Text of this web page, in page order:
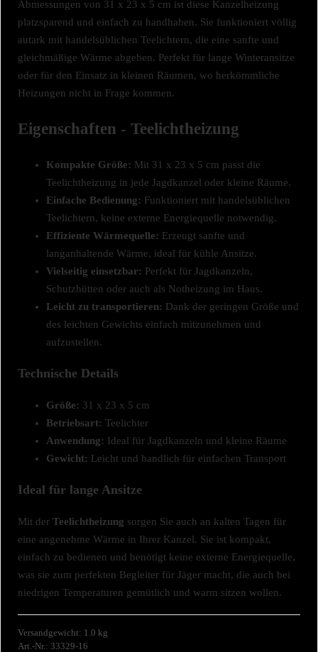
Abmessungen von 31 x 23 x 5 cm ist diese Kanzelheizung
platzsparend und einfach zu handhaben. Sie funktioniert völlig
autark mit handelsüblichen Teelichtern, die eine sanfte und
gleichmäßige Wärme abgeben. Perfekt für lange Winteransitze
oder für den Einsatz in kleinen Räumen, wo herkömmliche
Heizungen nicht in Frage kommen.
Eigenschaften - Teelichtheizung
Kompakte Größe: Mit 31 x 23 x 5 cm passt die
Teelichtheizung in jede Jagdkanzel oder kleine Räume.
Einfache Bedienung: Funktioniert mit handelsüblichen
Teelichtern, keine externe Energiequelle notwendig.
Effiziente Wärmequelle: Erzeugt sanfte und
langanhaltende Wärme, ideal für kühle Ansitze.
Vielseitig einsetzbar: Perfekt für Jagdkanzeln,
Schutzhütten oder auch als Notheizung im Haus.
Leicht zu transportieren: Dank der geringen Größe und
des leichten Gewichts einfach mitzunehmen und
aufzustellen.
Technische Details
Größe: 31 x 23 x 5 cm
Betriebsart: Teelichter
Anwendung: Ideal für Jagdkanzeln und kleine Räume
Gewicht: Leicht und handlich für einfachen Transport
Ideal für lange Ansitze
Mit der Teelichtheizung sorgen Sie auch an kalten Tagen für
eine angenehme Wärme in Ihrer Kanzel. Sie ist kompakt,
einfach zu bedienen und benötigt keine externe Energiequelle,
was sie zum perfekten Begleiter für Jäger macht, die auch bei
niedrigen Temperaturen gemütlich und warm sitzen wollen.
Versandgewicht: 1.0 kg
Art.-Nr.: 33329-16